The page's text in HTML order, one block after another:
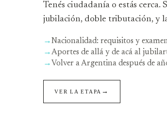
Tenés ciudadanía o estás cerca.
jubilación, doble tributación, y
→Nacionalidad: requisitos y
→Aportes de allá y de acá al
→ Volver a Argentina después de
VER LA ETAPA →